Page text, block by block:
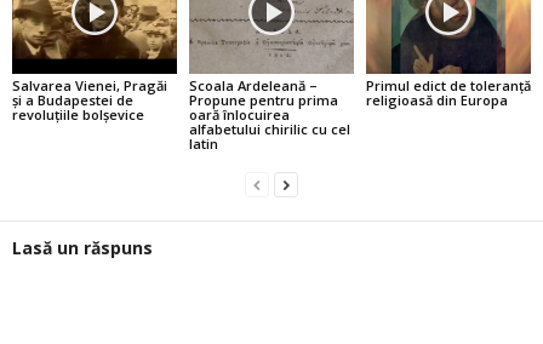
Salvarea Vienei, Pragăi
şi a Budapestei de
revoluţiile bolşevice
Scoala Ardeleană –
Propune pentru prima
oară înlocuirea
alfabetului chirilic cu cel
latin
Primul edict de toleranţă
religioasă din Europa
Lasă un răspuns